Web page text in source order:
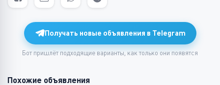
Получать новые объявления в Telegram
Бот пришлёт подходящие варианты, как только они появятся
Похожие объявления